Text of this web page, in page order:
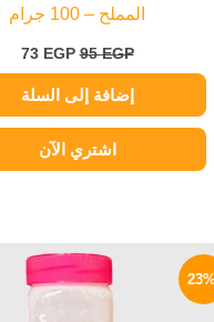
المملح – 100 جرام
95EGP
73 EGP
إضافة إلى السلة
اشتري الآن
السعر
الأصلي
هو: